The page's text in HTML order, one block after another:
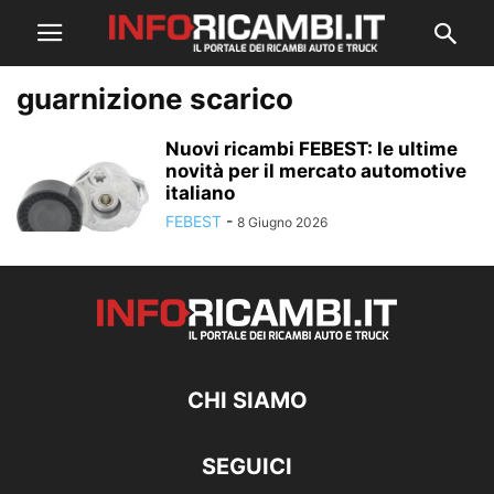
guarnizione scarico
Nuovi ricambi FEBEST: le ultime
novità per il mercato automotive
italiano
FEBEST - 8 Giugno 2026
CHI SIAMO
SEGUICI